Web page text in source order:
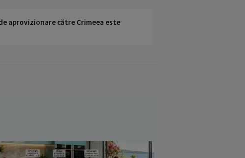
aprovizionare către Crimeea este